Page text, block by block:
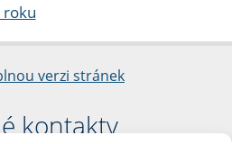
roku
verzi stránek
kontakty